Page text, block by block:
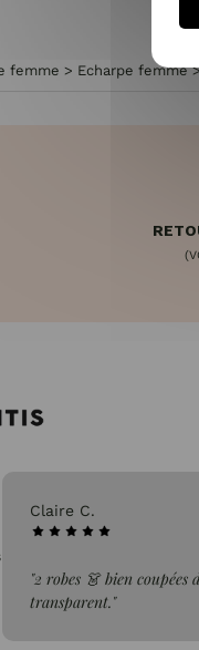
femme > Echarpe femme
Claire C.
"2 robes 👗 bien
transparent."